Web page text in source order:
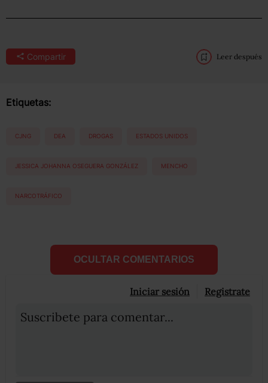
Compartir Leer después
Etiquetas:
CJNG DEA DROGAS ESTADOS UNIDOS
JESSICA JOHANNA OSEGUERA GONZÁLEZ MENCHO
NARCOTRÁFICO
OCULTAR COMENTARIOS
Iniciar sesión Registrate
Suscribete para comentar...